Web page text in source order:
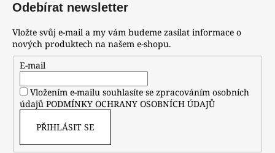
Odebírat newsletter
Vložte svůj e-mail a my vám budeme zasílat informace o
nových produktech na našem e-shopu.
E-mail
Vložením e-mailu souhlasíte se zpracováním osobních
údajů PODMÍNKY OCHRANY OSOBNÍCH ÚDAJŮ
PŘIHLÁSIT SE